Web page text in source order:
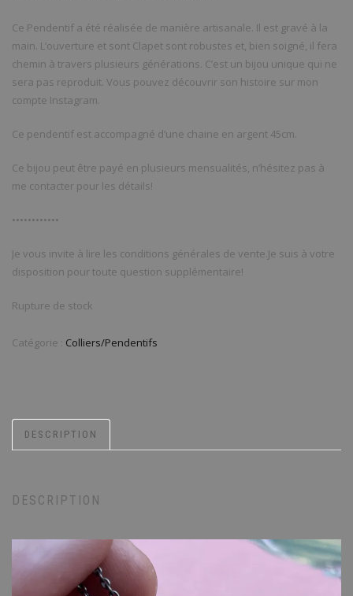
Ce Pendentif a été réalisée de manière artisanale. Il est gravé à la
main. L’ouverture et sont Clapet sont robustes et, bien soigné, il fera
chemin à travers plusieurs générations. C’est un bijou unique qui ne
sera pas reproduit. Vous pouvez découvrir son histoire sur mon
compte Instagram.
Ce pendentif est accompagné d’une chaine en argent 45cm.
Ce bijou peut être payé en plusieurs mensualités, n’hésitez pas à
me contacter pour les détails!
••••••••••••
Je vous invite à lire les conditions générales de vente.Je suis à votre
disposition pour toute question supplémentaire!
Rupture de stock
Catégorie : Colliers/Pendentifs
DESCRIPTION
DESCRIPTION